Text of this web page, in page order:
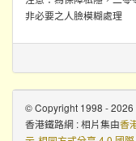
非必要之人臉模糊處理
© Copyright 1998 - 2026
香港鐵路網 : 相片集由香